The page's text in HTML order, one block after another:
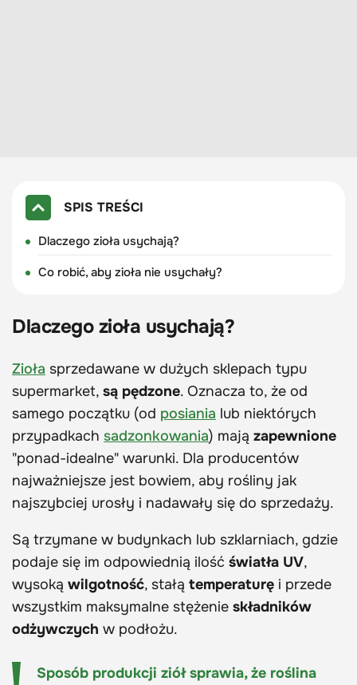
SPIS TREŚCI
Dlaczego zioła usychają?
Co robić, aby zioła nie usychały?
Dlaczego zioła usychają?
Zioła sprzedawane w dużych sklepach typu
supermarket, są pędzone. Oznacza to, że od
samego początku (od posiania lub niektórych
przypadkach sadzonkowania) mają zapewnione
"ponad-idealne" warunki. Dla producentów
najważniejsze jest bowiem, aby rośliny jak
najszybciej urosły i nadawały się do sprzedaży.
Są trzymane w budynkach lub szklarniach, gdzie
podaje się im odpowiednią ilość światła UV,
wysoką wilgotność, stałą temperaturę i przede
wszystkim maksymalne stężenie składników
odżywczych w podłożu.
Sposób produkcji ziół sprawia, że roślina